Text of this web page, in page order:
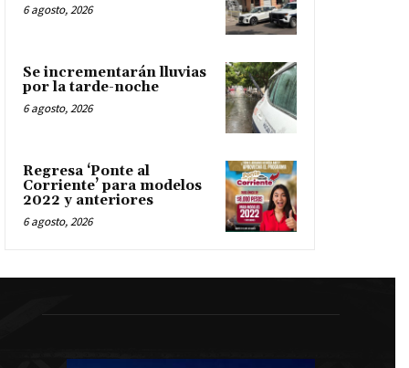
6 agosto, 2026
Se incrementarán lluvias
por la tarde-noche
6 agosto, 2026
Regresa ‘Ponte al
Corriente’ para modelos
2022 y anteriores
6 agosto, 2026